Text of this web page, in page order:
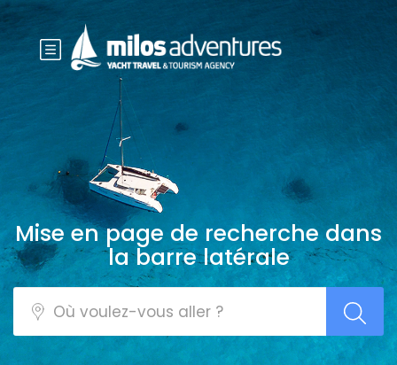
Mise en page de recherche dans
la barre latérale